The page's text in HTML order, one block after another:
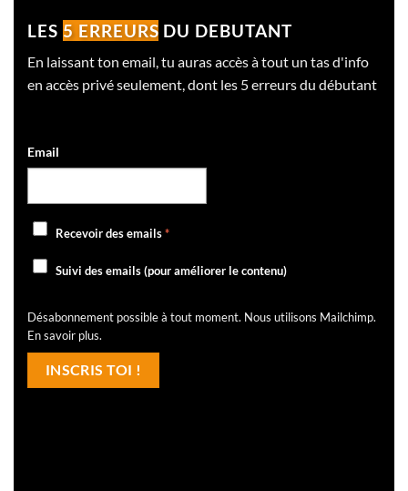
LES 5 ERREURS DU DEBUTANT
En laissant ton email, tu auras accès à tout un tas d'info
en accès privé seulement, dont les 5 erreurs du débutant
Email
Recevoir des emails*
Suivi des emails (pour améliorer le contenu)
Désabonnement possible à tout moment. Nous utilisons Mailchimp.
En savoir plus.